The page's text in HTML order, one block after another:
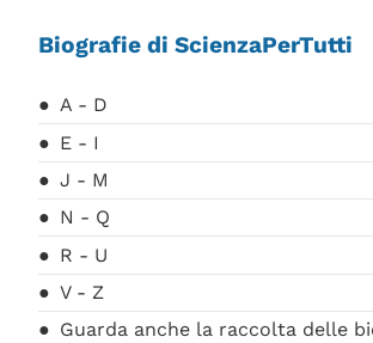
Biografie di ScienzaPerTutti
A - D
E - I
J - M
N - Q
R - U
V - Z
Guarda anche la raccolta delle